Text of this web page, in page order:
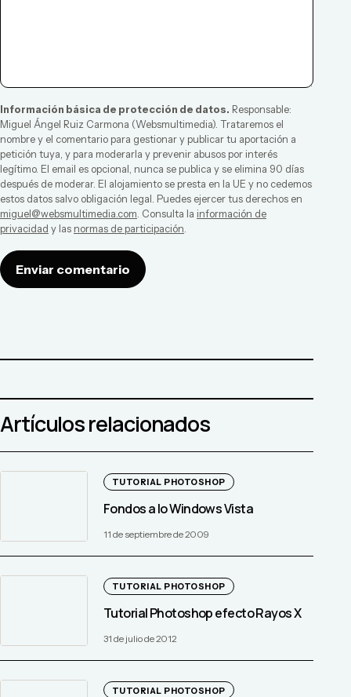
Información básica de protección de datos. Responsable:
Miguel Ángel Ruiz Carmona (Websmultimedia). Trataremos el
nombre y el comentario para gestionar y publicar tu aportación a
petición tuya, y para moderarla y prevenir abusos por interés
legítimo. El email es opcional, nunca se publica y se elimina 90 días
después de moderar. El alojamiento se presta en la UE y no cedemos
estos datos salvo obligación legal. Puedes ejercer tus derechos en
miguel@websmultimedia.com. Consulta la información de
privacidad y las normas de participación.
Enviar comentario
Artículos relacionados
TUTORIAL PHOTOSHOP
Fondos a lo Windows Vista
11 de septiembre de 2009
TUTORIAL PHOTOSHOP
Tutorial Photoshop efecto Rayos X
31 de julio de 2012
TUTORIAL PHOTOSHOP